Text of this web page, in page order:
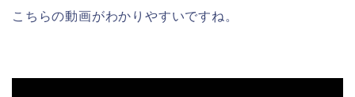
こちらの動画がわかりやすいですね。